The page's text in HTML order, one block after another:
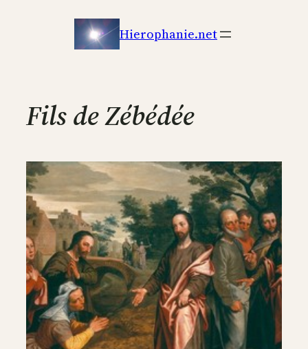
Hierophanie.net
Fils de Zébédée